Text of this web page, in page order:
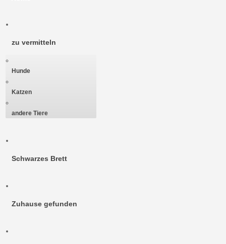
zu vermitteln
Hunde
Katzen
andere Tiere
Schwarzes Brett
Zuhause gefunden